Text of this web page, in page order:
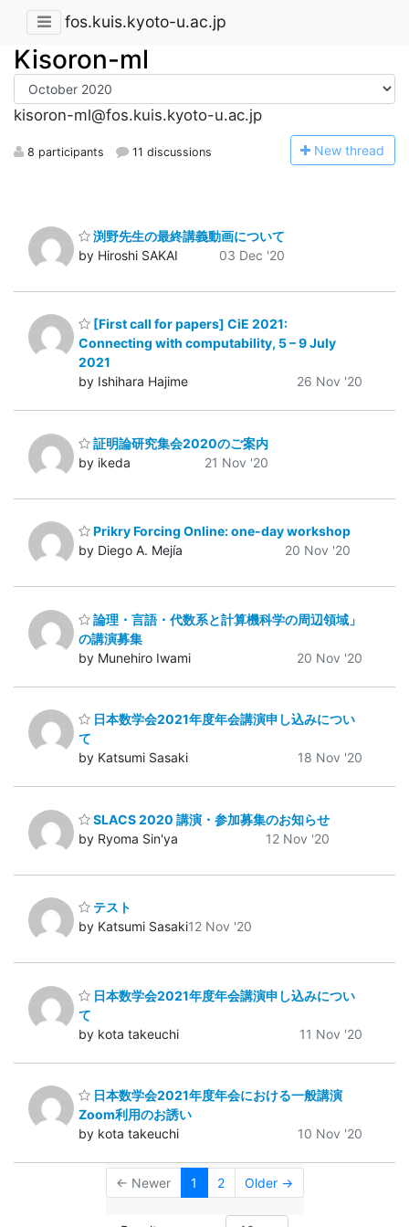
fos.kuis.kyoto-u.ac.jp
Kisoron-ml
kisoron-ml@fos.kuis.kyoto-u.ac.jp
8 participants 11 discussions New thread
渕野先生の最終講義動画について
by Hiroshi SAKAI
03 Dec '20
[First call for papers] CiE 2021:
Connecting with computability, 5 – 9 July
2021
by Ishihara Hajime
26 Nov '20
証明論研究集会2020のご案内
by ikeda
21 Nov '20
Prikry Forcing Online: one-day workshop
by Diego A. Mejía
20 Nov '20
論理・言語・代数系と計算機科学の周辺領域」
の講演募集
by Munehiro Iwami
20 Nov '20
日本数学会2021年度年会講演申し込みについ
て
by Katsumi Sasaki
18 Nov '20
SLACS 2020 講演・参加募集のお知らせ
by Ryoma Sin'ya
12 Nov '20
テスト
by Katsumi Sasaki12 Nov '20
日本数学会2021年度年会講演申し込みについ
て
by kota takeuchi
11 Nov '20
日本数学会2021年度年会における一般講演
Zoom利用のお誘い
by kota takeuchi
10 Nov '20
← Newer 1 2 Older →